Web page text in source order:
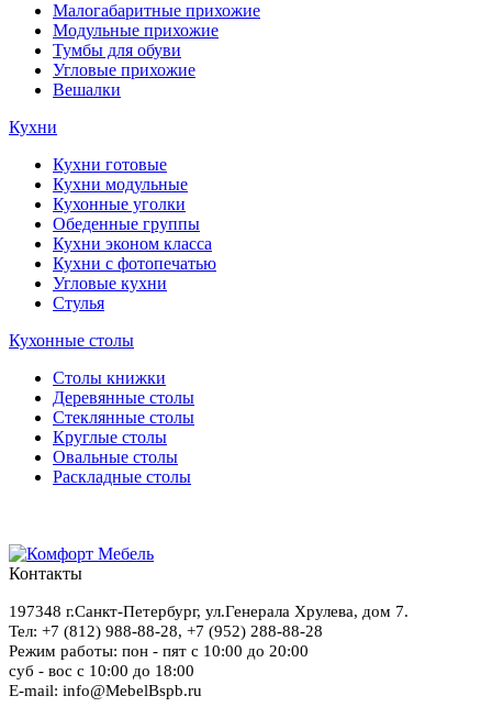
Малогабаритные прихожие
Модульные прихожие
Тумбы для обуви
Угловые прихожие
Вешалки
Кухни
Кухни готовые
Кухни модульные
Кухонные уголки
Обеденные группы
Кухни эконом класса
Кухни с фотопечатью
Угловые кухни
Стулья
Кухонные столы
Столы книжки
Деревянные столы
Стеклянные столы
Круглые столы
Овальные столы
Раскладные столы
Контакты
197348 г.Санкт-Петербург, ул.Генерала Хрулева, дом 7.
Тел: +7 (812) 988-88-28, +7 (952) 288-88-28
Режим работы: пон - пят с 10:00 до 20:00
суб - вос с 10:00 до 18:00
E-mail: info@MebelBspb.ru